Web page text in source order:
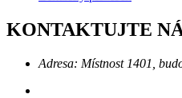
KONTAKTUJTE
Adresa: Místnost 1401,